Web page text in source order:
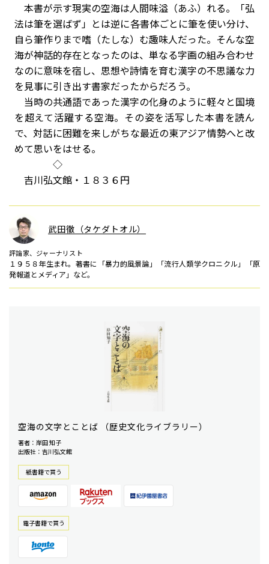
本書が示す現実の空海は人間味溢（あふ）れる。「弘
法は筆を選ばず」とは逆に各書体ごとに筆を使い分け、
自ら筆作りまで嗜（たしな）む趣味人だった。そんな空
海が神話的存在となったのは、単なる字画の組み合わせ
なのに意味を宿し、思想や詩情を育む漢字の不思議な力
を見事に引き出す書家だったからだろう。
当時の共通語であった漢字の化身のように軽々と国境
を超えて活躍する空海。その姿を活写した本書を読ん
で、対話に困難を来しがちな最近の東アジア情勢へと改
めて思いをはせる。
◇
吉川弘文館・１８３６円
武田徹（タケダトオル）
評論家、ジャーナリスト
１９５８年生まれ。著書に「暴力的風景論」「流行人類学クロニクル」「原
発報道とメディア」など。
空海の文字とことば （歴史文化ライブラリー）
著者：岸田 知子
出版社：吉川弘文館
紙書籍で買う
電⼦書籍で買う